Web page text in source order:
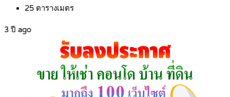
25 ตารางเมตร
3 ปี ago